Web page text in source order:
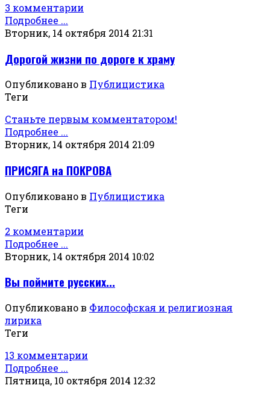
3 комментарии
Подробнее ...
Вторник, 14 октября 2014 21:31
Дорогой жизни по дороге к храму
Опубликовано в Публицистика
Теги
Станьте первым комментатором!
Подробнее ...
Вторник, 14 октября 2014 21:09
ПРИСЯГА на ПОКРОВА
Опубликовано в Публицистика
Теги
2 комментарии
Подробнее ...
Вторник, 14 октября 2014 10:02
Вы поймите русских...
Опубликовано в Философская и религиозная
лирика
Теги
13 комментарии
Подробнее ...
Пятница, 10 октября 2014 12:32